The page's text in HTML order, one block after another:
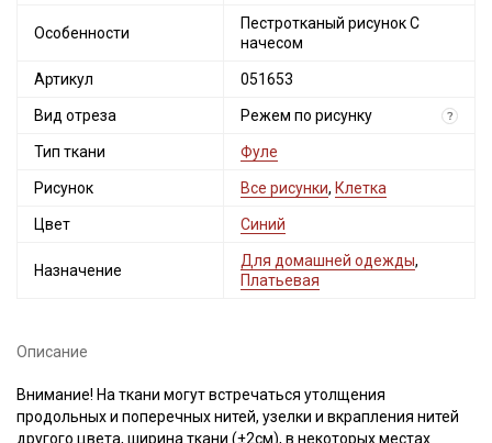
Особенности
Пестротканый рисунок С
начесом
Артикул 051653
Вид отреза Режем по рисунку ?
Тип ткани Фуле
Рисунок Все рисунки, Клетка
Цвет Синий
Назначение
Для домашней одежды,
Платьевая
Описание
Внимание! На ткани могут встречаться утолщения
продольных и поперечных нитей, узелки и вкрапления нитей
другого цвета, ширина ткани (±2см), в некоторых местах